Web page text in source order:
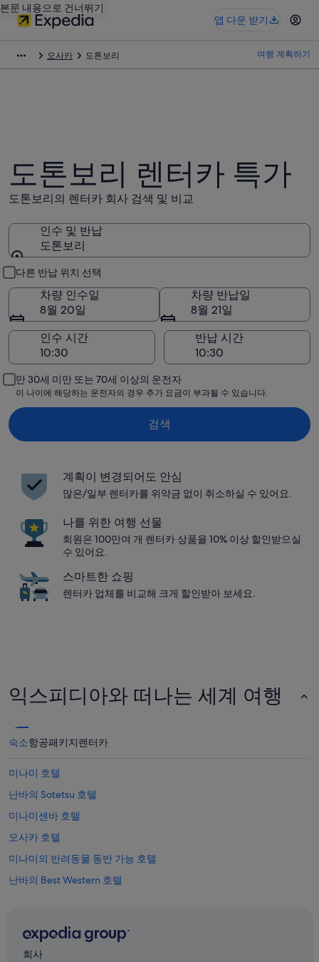
본문 내용으로 건너뛰기
앱 다운 받기
오사카 도톤보리 여행 계획하기
도톤보리 렌터카 특가
도톤보리의 렌터카 회사 검색 및 비교
인수 및 반납
도톤보리
인수 및 반납
다른 반납 위치 선택
차량 인수일
8월 20일
차량 반납일
8월 21일
인수 시간
반납 시간
만 30세 미만 또는 70세 이상의 운전자
이 나이에 해당하는 운전자의 경우 추가 요금이 부과될 수 있습니다.
검색
계획이 변경되어도 안심
많은/일부 렌터카를 위약금 없이 취소하실 수 있어요.
나를 위한 여행 선물
회원은 100만여 개 렌터카 상품을 10% 이상 할인받으실
수 있어요.
스마트한 쇼핑
렌터카 업체를 비교해 크게 할인받아 보세요.
익스피디아와 떠나는 세계 여행
숙소항공패키지렌터카
미나미 호텔
난바의 Sotetsu 호텔
미나미센바 호텔
오사카 호텔
미나미의 반려동물 동반 가능 호텔
난바의 Best Western 호텔
신사이바시의 주차 가능 호텔
회사